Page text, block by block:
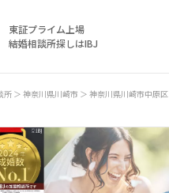
東証プライム上場
結婚相談所探しはIBJ
所 神奈川県川崎市 神奈川県川崎市中原区